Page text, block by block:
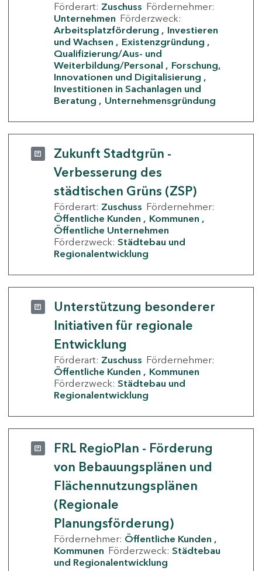
Förderart: Zuschuss Fördernehmer:
Unternehmen Förderzweck:
Arbeitsplatzförderung
Investieren
und Wachsen
Existenzgründung
Qualifizierung/Aus- und
Weiterbildung/Personal
Forschung,
Innovationen und Digitalisierung
Investitionen in Sachanlagen und
Beratung
Unternehmensgründung
Zukunft Stadtgrün -
Verbesserung des
städtischen Grüns (ZSP)
Förderart: Zuschuss Fördernehmer:
Öffentliche Kunden
Kommunen
Öffentliche Unternehmen
Förderzweck: Städtebau und
Regionalentwicklung
Unterstützung besonderer
Initiativen für regionale
Entwicklung
Förderart: Zuschuss Fördernehmer:
Öffentliche Kunden
Kommunen
Förderzweck: Städtebau und
Regionalentwicklung
FRL RegioPlan - Förderung
von Bebauungsplänen und
Flächennutzungsplänen
(Regionale
Planungsförderung)
Fördernehmer: Öffentliche Kunden
Kommunen Förderzweck: Städtebau
und Regionalentwicklung